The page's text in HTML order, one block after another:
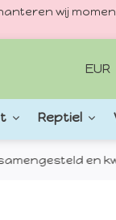
wij
EUR
Reptiel
en